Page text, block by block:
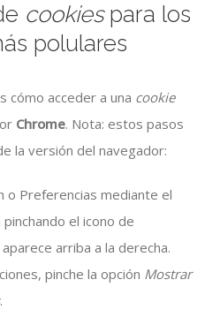
cookiespara los
polulares
cómo acceder a una cookie
Chrome. Nota: estos pasos
la versión del navegador:
o Preferencias mediante el
el icono de
arriba a la derecha.
pinche la opción Mostrar
.